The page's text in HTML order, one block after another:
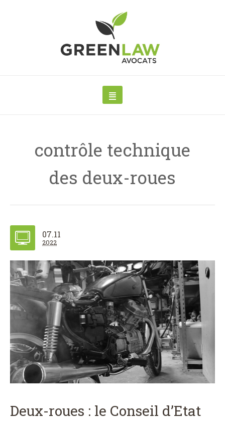
contrôle technique
des deux-roues
07.11
2022
Deux-roues : le Conseil d’Etat